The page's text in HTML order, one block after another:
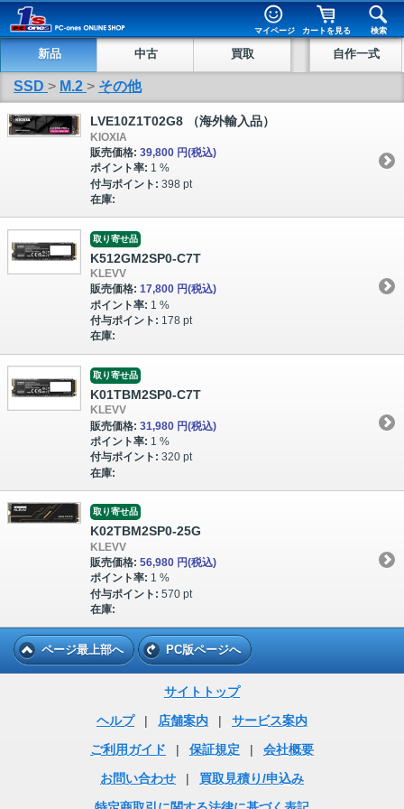
マイページ カートを見る 検索
新品 中古 買取 自作一式
SSD > M.2 > その他
LVE10Z1T02G8 （海外輸入品）
KIOXIA
販売価格: 39,800 円(税込)
ポイント率: 1 %
付与ポイント: 398 pt
在庫:
取り寄せ品
K512GM2SP0-C7T
KLEVV
販売価格: 17,800 円(税込)
ポイント率: 1 %
付与ポイント: 178 pt
在庫:
取り寄せ品
K01TBM2SP0-C7T
KLEVV
販売価格: 31,980 円(税込)
ポイント率: 1 %
付与ポイント: 320 pt
在庫:
取り寄せ品
K02TBM2SP0-25G
KLEVV
販売価格: 56,980 円(税込)
ポイント率: 1 %
付与ポイント: 570 pt
在庫:
ページ最上部へ PC版ページへ
サイトトップ
ヘルプ
| 店舗案内 |
サービス案内
ご利用ガイド
| 保証規定 |
会社概要
お問い合わせ
|
買取見積り/申込み